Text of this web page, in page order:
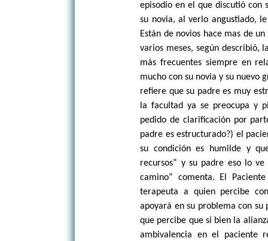
episodio en el que discutió con
su novia, al verlo angustiado,
Están de novios hace mas de
varios meses, según describió,
más frecuentes siempre en
mucho con su novia y su nuevo
refiere que su padre es muy
la facultad ya se preocupa y
pedido de clarificación por
padre es estructurado?) el
su condición es humilde y
recursos” y su padre eso lo
camino” comenta. El
terapeuta a quien percibe
apoyará en su problema con
que percibe que si bien la
ambivalencia en el paciente